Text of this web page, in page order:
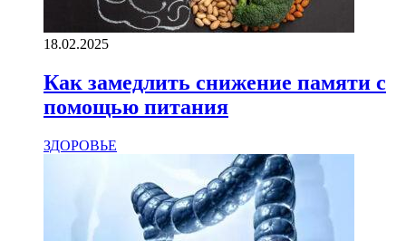
18.02.2025
Как замедлить снижение памяти с
помощью питания
ЗДОРОВЬЕ